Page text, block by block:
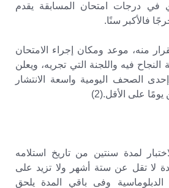
في درجات امتحان المسابقة يقدم
فالأكبر سنًا.
منه، موعد ومكان إجراء الامتحان
فيه واللجنة التي تجريه، ويعلن
الصحف اليومية واسعة الانتشار
يومًا على الأقل.(2)
لمدة سنتين من تاريخ استلامه
لا تقل عن ستة أشهر ولا تزيد على
وفى باقي المدة يلحق